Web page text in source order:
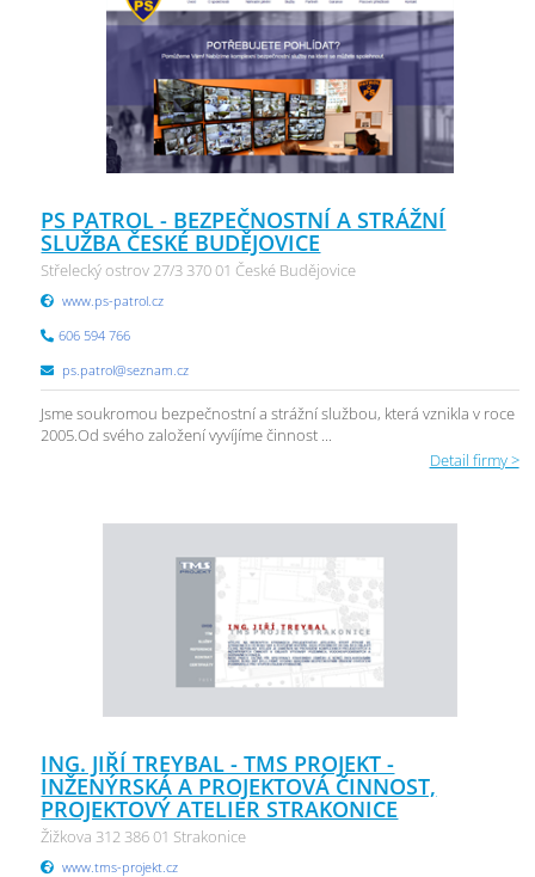
PS PATROL - BEZPEČNOSTNÍ A STRÁŽNÍ
SLUŽBA ČESKÉ BUDĚJOVICE
Střelecký ostrov 27/3 370 01 České Budějovice
www.ps-patrol.cz
606 594 766
ps.patrol@seznam.cz
Jsme soukromou bezpečnostní a strážní službou, která vznikla v roce
2005.Od svého založení vyvíjíme činnost ...
Detail firmy >
ING. JIŘÍ TREYBAL - TMS PROJEKT -
INŽENÝRSKÁ A PROJEKTOVÁ ČINNOST,
PROJEKTOVÝ ATELIER STRAKONICE
Žižkova 312 386 01 Strakonice
www.tms-projekt.cz